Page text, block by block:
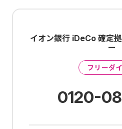
イオン銀行 iDeCo 確定
ー
フリーダ
0120-